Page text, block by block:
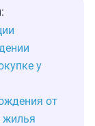
у
от
жилья